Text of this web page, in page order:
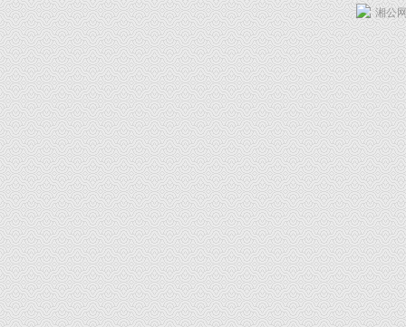
湘公